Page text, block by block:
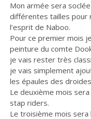
Mon armée sera
différentes tailles pour
l’esprit de Naboo.
Pour ce premier mois
peinture du comte
je vais rester très
je vais simplement
les épaules des
Le deuxième mois
stap riders.
Le troisième mois